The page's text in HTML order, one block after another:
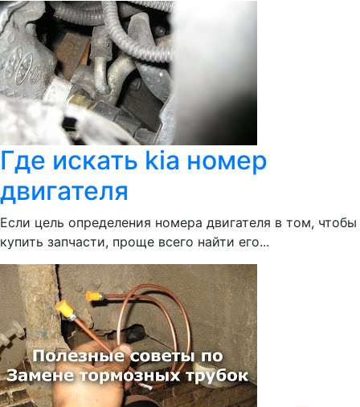
Где искать kia номер
двигателя
Если цель определения номера двигателя в том, чтобы
купить запчасти, проще всего найти его...